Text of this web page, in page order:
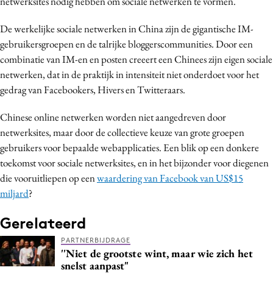
De werkelijke sociale netwerken in China zijn de gigantische IM-
gebruikersgroepen en de talrijke bloggerscommunities. Door een
combinatie van IM-en en posten creeert een Chinees zijn eigen sociale
netwerken, dat in de praktijk in intensiteit niet onderdoet voor het
gedrag van Facebookers, Hivers en Twitteraars.
Chinese online netwerken worden niet aangedreven door
netwerksites, maar door de collectieve keuze van grote groepen
gebruikers voor bepaalde webapplicaties. Een blik op een donkere
toekomst voor sociale netwerksites, en in het bijzonder voor diegenen
die vooruitliepen op eenwaardering van Facebook van US$15
miljard?
Gerelateerd
PARTNERBIJDRAGE
''Niet de grootste wint, maar wie zich het
snelst aanpast"